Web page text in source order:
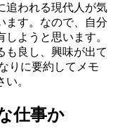
追われる現代人が気
ます。なので、自分
ようと思います。
も良し、興味が出て
りに要約してメモ
。
仕事か